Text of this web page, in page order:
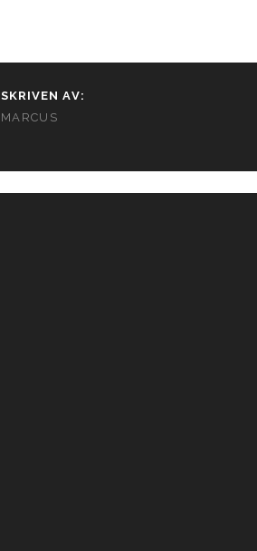
SKRIVEN AV:
MARCUS